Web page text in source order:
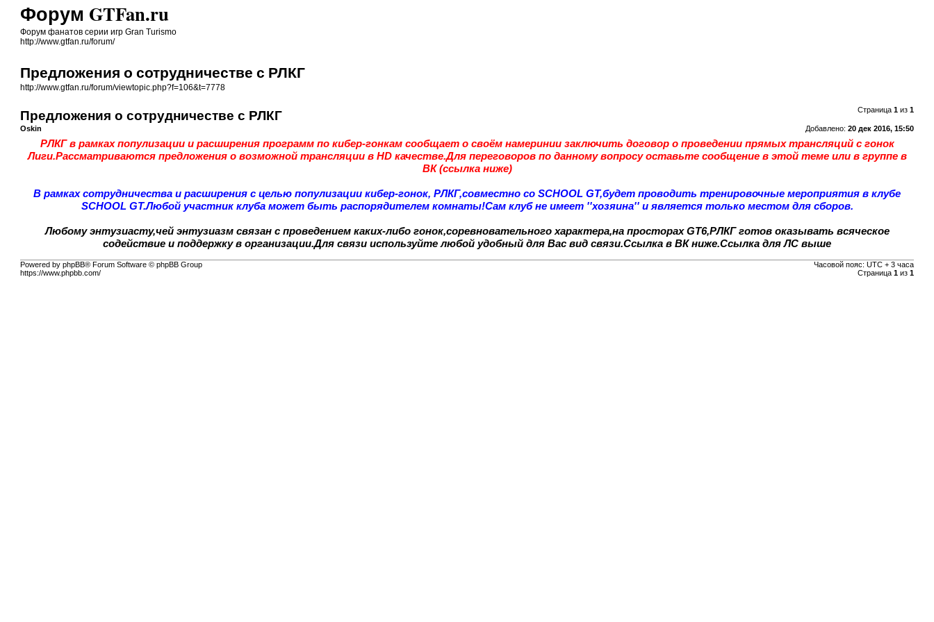
Форум GTFan.ru
Форум фанатов серии игр Gran Turismo
http://www.gtfan.ru/forum/
Предложения о сотрудничестве с РЛКГ
http://www.gtfan.ru/forum/viewtopic.php?f=106&t=7778
Страница 1из 1
Предложения о сотрудничестве с РЛКГ
Добавлено: 20 дек 2016, 15:50
Oskin
РЛКГ в рамках популизации и расширения программ по кибер-гонкам сообщает о своём намеринии заключить договор о проведении прямых трансляций с гонок
Лиги.Рассматриваются предложения о возможной трансляции в HD качестве.Для переговоров по данному вопросу оставьте сообщение в этой теме или в группе в
ВК (ссылка ниже)
В рамках сотрудничества и расширения с целью популизации кибер-гонок, РЛКГ,совместно со SCHOOL GT,будет проводить тренировочные мероприятия в клубе
SCHOOL GT.Любой участник клуба может быть распорядителем комнаты!Сам клуб не имеет ''хозяина'' и является только местом для сборов.
Любому энтузиасту,чей энтузиазм связан с проведением каких-либо гонок,соревновательного характера,на просторах GT6,РЛКГ готов оказывать всяческое
содействие и поддержку в организации.Для связи используйте любой удобный для Вас вид связи.Ссылка в ВК ниже.Ссылка для ЛС выше
Часовой пояс: UTC + 3 часа
Страница 1из 1
Powered by phpBB® Forum Software © phpBB Group
https://www.phpbb.com/